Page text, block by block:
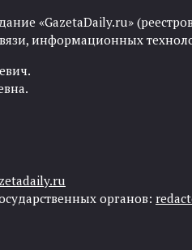
«GazetaDaily.ru»
информационных
органов: